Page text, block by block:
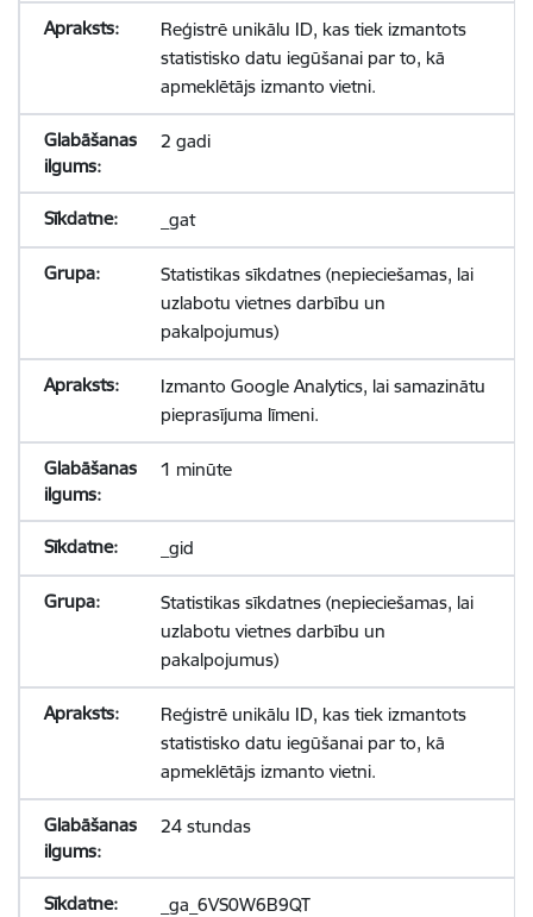
Reģistrē unikālu ID, kas tiek izmantots
statistisko datu iegūšanai par to, kā
apmeklētājs izmanto vietni.
2 gadi
_gat
Statistikas sīkdatnes (nepieciešamas, lai
uzlabotu vietnes darbību un
pakalpojumus)
Izmanto Google Analytics, lai samazinātu
pieprasījuma līmeni.
1 minūte
_gid
Statistikas sīkdatnes (nepieciešamas, lai
uzlabotu vietnes darbību un
pakalpojumus)
Reģistrē unikālu ID, kas tiek izmantots
statistisko datu iegūšanai par to, kā
apmeklētājs izmanto vietni.
24 stundas
_ga_6VS0W6B9QT